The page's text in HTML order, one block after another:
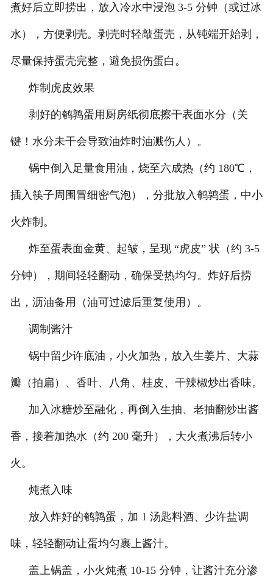
煮好后立即捞出，放入冷水中浸泡 3-5 分钟（或过冰
水），方便剥壳。剥壳时轻敲蛋壳，从钝端开始剥，
尽量保持蛋壳完整，避免损伤蛋白。
炸制虎皮效果
剥好的鹌鹑蛋用厨房纸彻底擦干表面水分（关
键！水分未干会导致油炸时油溅伤人）。
锅中倒入足量食用油，烧至六成热（约 180℃，
插入筷子周围冒细密气泡），分批放入鹌鹑蛋，中小
火炸制。
炸至蛋表面金黄、起皱，呈现 “虎皮” 状（约 3-5
分钟），期间轻轻翻动，确保受热均匀。炸好后捞
出，沥油备用（油可过滤后重复使用）。
调制酱汁
锅中留少许底油，小火加热，放入生姜片、大蒜
瓣（拍扁）、香叶、八角、桂皮、干辣椒炒出香味。
加入冰糖炒至融化，再倒入生抽、老抽翻炒出酱
香，接着加热水（约 200 毫升），大火煮沸后转小
火。
炖煮入味
放入炸好的鹌鹑蛋，加 1 汤匙料酒、少许盐调
味，轻轻翻动让蛋均匀裹上酱汁。
盖上锅盖，小火炖煮 10-15 分钟，让酱汁充分渗